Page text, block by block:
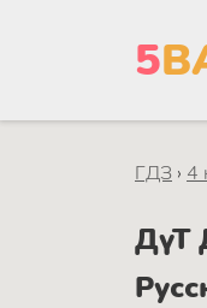
5
ГДЗ › 4
ДүТ